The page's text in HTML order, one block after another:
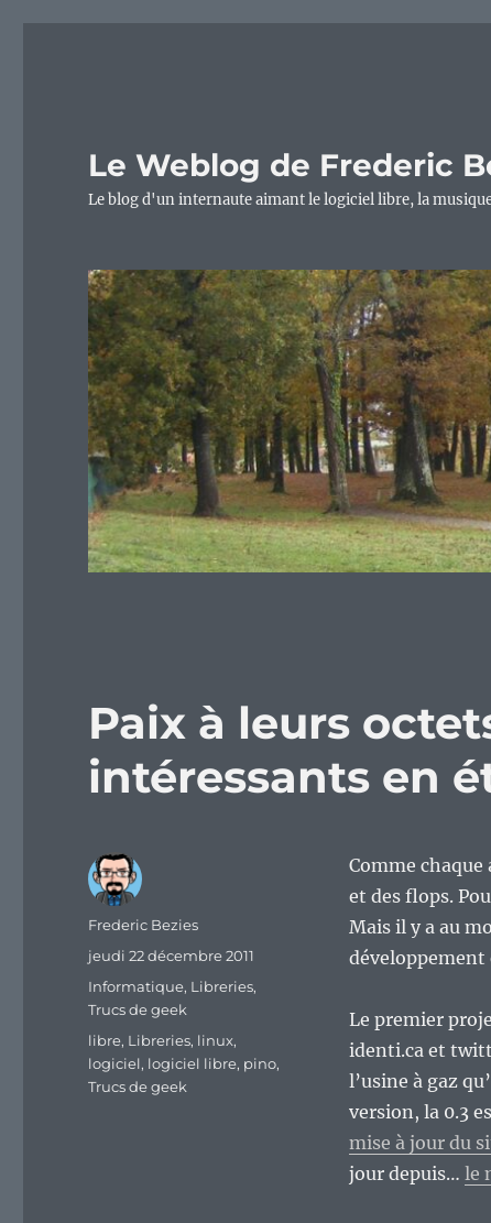
Le Weblog de Frederic
Le blog d'un internaute aimant le logiciel libre, la
Paix à leurs
intéressants en
Comme
et des flops.
Mais il y a au
développement
Le premier
identi.ca et
l’usine à gaz
version, la 0.3
mise à jour du
jour depuis… le
Auteur
Frederic Bezies
Publié
jeudi 22 décembre 2011
Catégories
Informatique, Libreries,
Trucs de geek
Étiquettes
libre, Libreries, linux,
logiciel, logiciel libre, pino,
Trucs de geek